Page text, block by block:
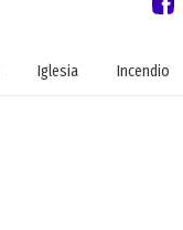
Iglesia Incendio